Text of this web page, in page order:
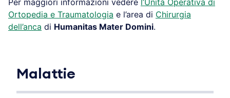
Per maggiori informazioni vedere l’Unità Operativa di
Ortopedia e Traumatologia e l’area di Chirurgia
dell’anca di Humanitas Mater Domini.
Malattie